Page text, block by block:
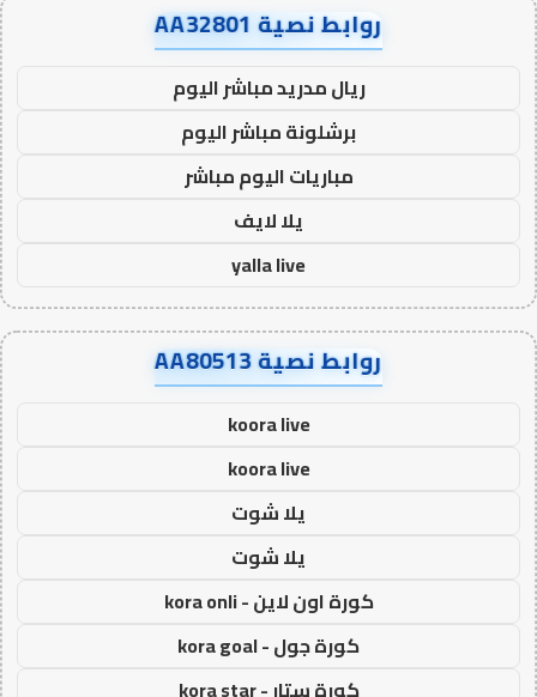
روابط نصية AA32801
ريال مدريد مباشر اليوم
برشلونة مباشر اليوم
مباريات اليوم مباشر
يلا لايف
yalla live
روابط نصية AA80513
koora live
koora live
يلا شوت
يلا شوت
كورة اون لاين - kora onli
كورة جول - kora goal